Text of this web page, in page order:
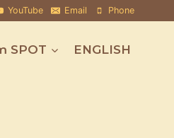
YouTube Email Phone
SPOT ENGLISH